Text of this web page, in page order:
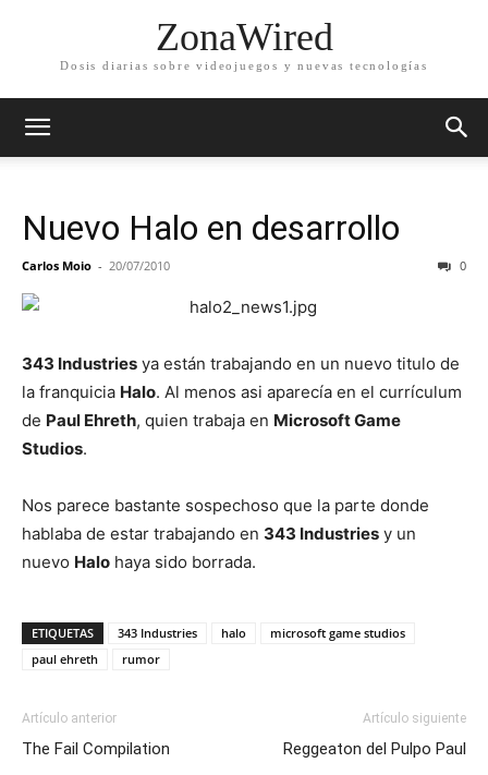
ZonaWired
Dosis diarias sobre videojuegos y nuevas tecnologías
Nuevo Halo en desarrollo
Carlos Moio - 20/07/2010 0
343 Industries ya están trabajando en un nuevo titulo de
la franquicia Halo. Al menos asi aparecía en el currículum
de Paul Ehreth, quien trabaja en Microsoft Game
Studios.
Nos parece bastante sospechoso que la parte donde
hablaba de estar trabajando en 343 Industries y un
nuevo Halo haya sido borrada.
ETIQUETAS 343 Industries halo
microsoft game studios
paul ehreth
rumor
Artículo anterior
The Fail Compilation
Artículo siguiente
Reggeaton del Pulpo Paul